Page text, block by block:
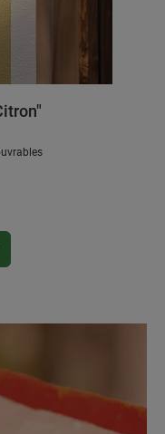
la quantité